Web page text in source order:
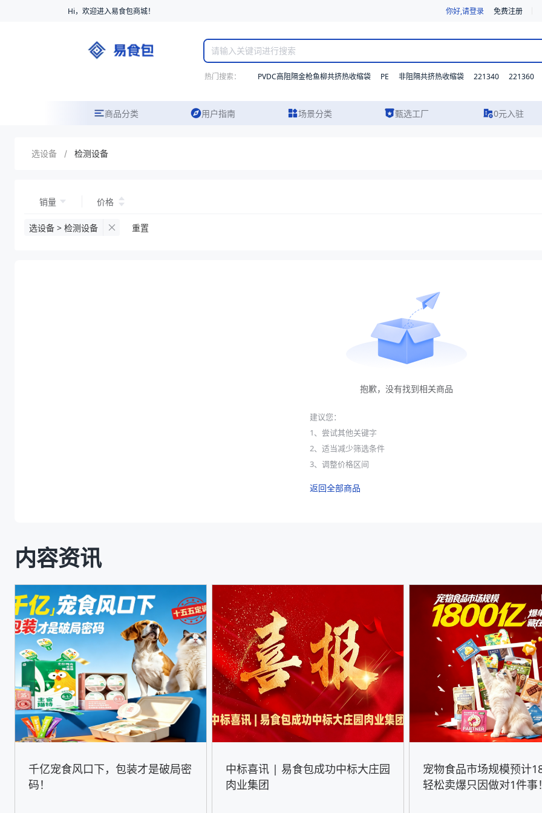
Hi，欢迎进入易食包商城！ 你好,请登录 免费注册
热门搜索： PVDC高阻隔金枪鱼柳共挤热收缩袋 PE 非阻隔共挤热收缩袋 221340 221360
商品分类 用户指南 场景分类 甄选工厂 0元入驻
选设备 / 检测设备
销量 价格
选设备 > 检测设备 重置
抱歉，没有找到相关商品
建议您：
1、尝试其他关键字
2、适当减少筛选条件
3、调整价格区间
返回全部商品
内容资讯
千亿宠食风口下，包装才是破局密
码！
中标喜讯 | 易食包成功中标大庄园
肉业集团
宠物食品市场规模预计
轻松卖爆只因做对1件事